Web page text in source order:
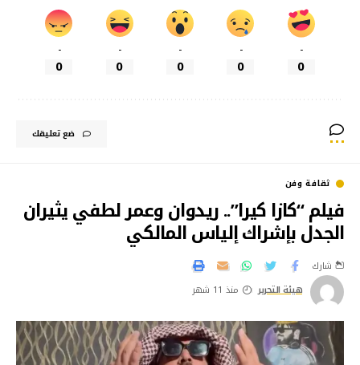
-
0
-
0
-
0
-
0
-
0
ضع تعليقك
ثقافة وفن
فيلم “كازا كيرا”.. ريدوان وعمر لطفي يثيران
الجدل بإشراك إلياس المالكي
هيئة التحرير منذ 11 شهر
شارك